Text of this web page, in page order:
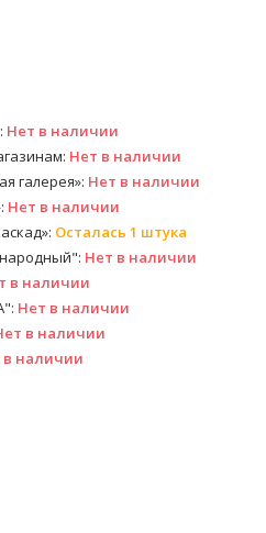
Нет в наличии
Нет в наличии
галерея»: Нет в наличии
Нет в наличии
Осталась 1 штука
Нет в наличии
в наличии
Нет в наличии
в наличии
в наличии